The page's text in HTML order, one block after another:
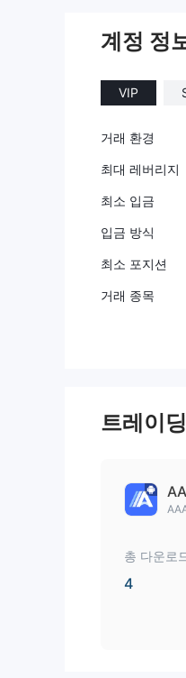
계정 정
VIP
거래 환경
최대 레버리지
최소 입금
입금 방식
최소 포지션
거래 종목
트레이
총 다운로
4